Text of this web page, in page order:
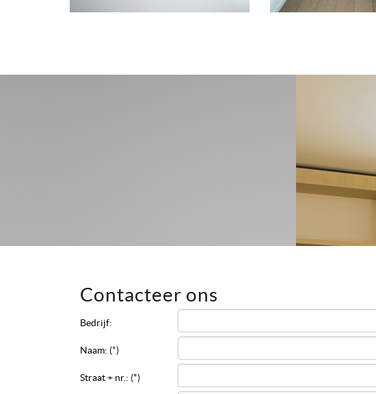
Contacteer ons
Bedrijf:
Naam: (*)
Straat + nr.: (*)